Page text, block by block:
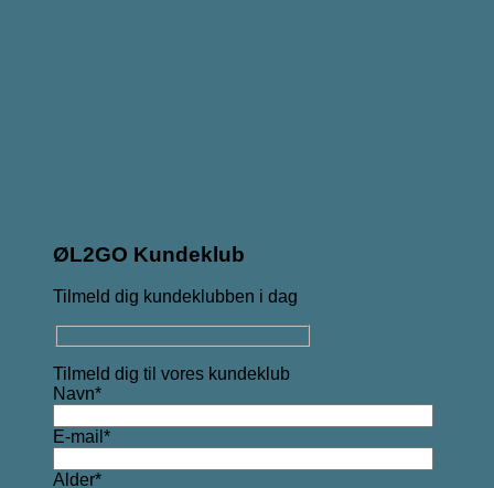
ØL2GO Kundeklub
Tilmeld dig kundeklubben i dag
Tilmeld dig til vores kundeklub
Navn*
E-mail*
Alder*